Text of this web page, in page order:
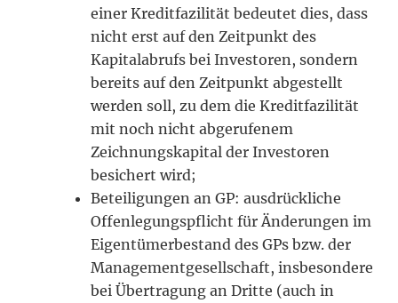
einer Kreditfazilität bedeutet dies, dass
nicht erst auf den Zeitpunkt des
Kapitalabrufs bei Investoren, sondern
bereits auf den Zeitpunkt abgestellt
werden soll, zu dem die Kreditfazilität
mit noch nicht abgerufenem
Zeichnungskapital der Investoren
besichert wird;
Beteiligungen an GP: ausdrückliche
Offenlegungspflicht für Änderungen im
Eigentümerbestand des GPs bzw. der
Managementgesellschaft, insbesondere
bei Übertragung an Dritte (auch in